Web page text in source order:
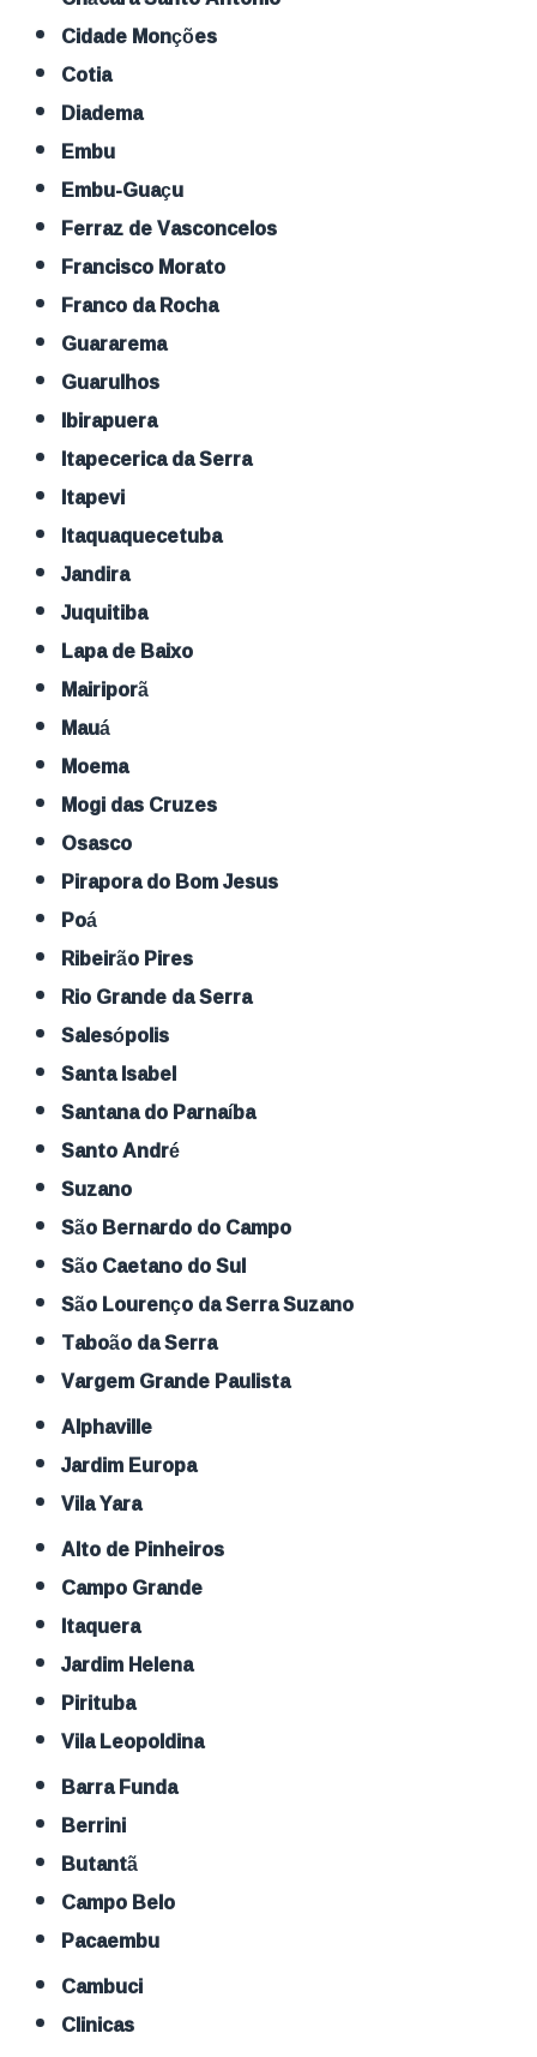
Cidade Monções
Cotia
Diadema
Embu
Embu-Guaçu
Ferraz de Vasconcelos
Francisco Morato
Franco da Rocha
Guararema
Guarulhos
Ibirapuera
Itapecerica da Serra
Itapevi
Itaquaquecetuba
Jandira
Juquitiba
Lapa de Baixo
Mairiporã
Mauá
Moema
Mogi das Cruzes
Osasco
Pirapora do Bom Jesus
Poá
Ribeirão Pires
Rio Grande da Serra
Salesópolis
Santa Isabel
Santana do Parnaíba
Santo André
Suzano
São Bernardo do Campo
São Caetano do Sul
São Lourenço da Serra Suzano
Taboão da Serra
Vargem Grande Paulista
Alphaville
Jardim Europa
Vila Yara
Alto de Pinheiros
Campo Grande
Itaquera
Jardim Helena
Pirituba
Vila Leopoldina
Barra Funda
Berrini
Butantã
Campo Belo
Pacaembu
Cambuci
Clinicas